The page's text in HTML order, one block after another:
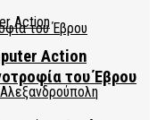
του Έβρου
Action